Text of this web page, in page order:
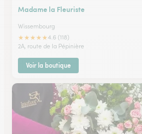
Madame la Fleuriste
Wissembourg
★★★★★4.6 (118)
2A, route de la Pépinière
Voir la boutique